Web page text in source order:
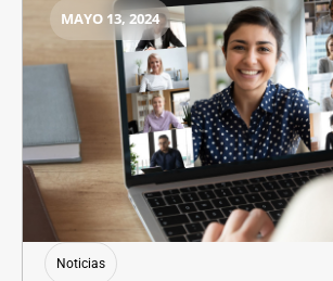
MAYO 13, 2024
Noticias